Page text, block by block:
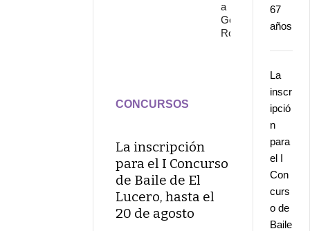
a
Gonzalo
Rojo
CONCURSOS
La inscripción
para el I Concurso
de Baile de El
Lucero, hasta el
20 de agosto
67
años
La
inscr
ipció
n
para
el I
Con
curs
o de
Baile